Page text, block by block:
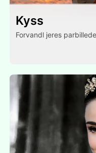
Kyss
Forvandl jeres